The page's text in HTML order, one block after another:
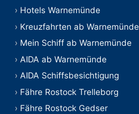
Hotels Warnemünde
Kreuzfahrten ab Warnemünde
Mein Schiff ab Warnemünde
AIDA ab Warnemünde
AIDA Schiffsbesichtigung
Fähre Rostock Trelleborg
Fähre Rostock Gedser